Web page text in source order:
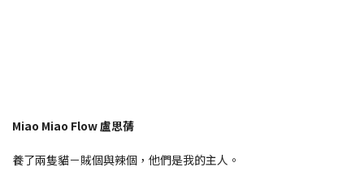
Miao Miao Flow 盧思蒨
養了兩隻貓－賊個與辣個，他們是我的主人。